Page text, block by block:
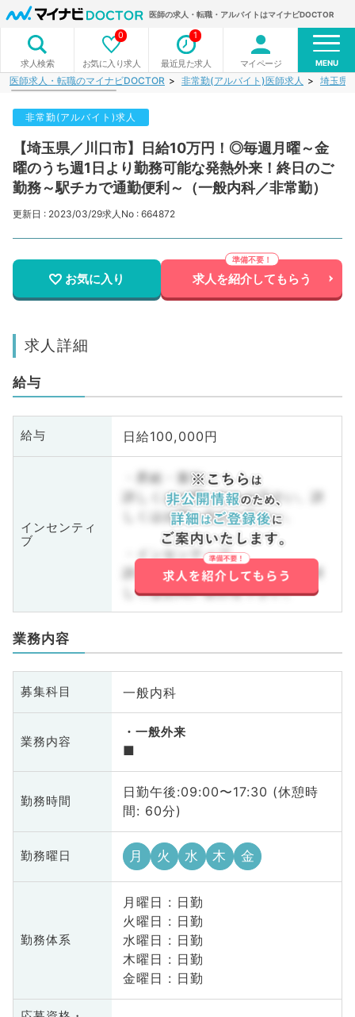
医師の求人・転職・アルバイトはマイナビDOCTOR
求人検索 お気に入り求人
0
最近見た求人
1
マイページ MENU
医師求人・転職のマイナビDOCTOR 非常勤(アルバイト)医師求人 埼玉県
非常勤(アルバイト)求人
【埼玉県／川口市】日給10万円！◎毎週月曜～金
曜のうち週1日より勤務可能な発熱外来！終日のご
勤務～駅チカで通勤便利～（一般内科／非常勤）
更新日 : 2023/03/29求人No : 664872
お気に入り 求人を紹介してもらう
求人詳細
給与
給与 日給100,000円
インセンティ
ブ
・昇給・賞与
詳しくはお問い合わせ下さい。詳
しくはお問い合わせ下さい。
・インセンティブ
詳しくはお問い合わせ下さい。詳
しくはお問い合わせ下さい。
業務内容
募集科目 一般内科
業務内容
一般外来
■
勤務時間
日勤午後:09:00〜17:30 (休憩時
間: 60分)
勤務曜日 月 火 水 木 金
勤務体系
月曜日 : 日勤
火曜日 : 日勤
水曜日 : 日勤
木曜日 : 日勤
金曜日 : 日勤